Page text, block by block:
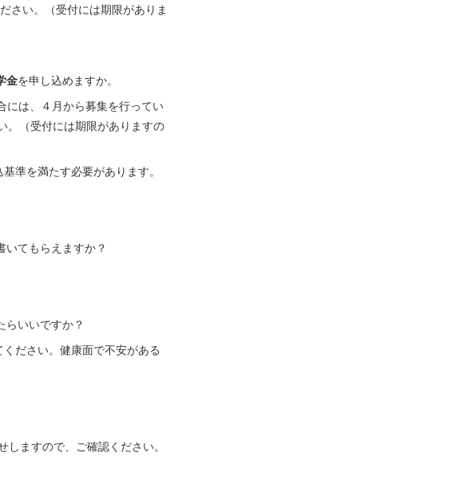
さい。（受付には期限がありま
金を申し込めますか。
は、４月から募集を行ってい
。（受付には期限がありますの
準を満たす必要があります。
いてもらえますか？
らいいですか？
ださい。健康面で不安がある
ますので、ご確認ください。